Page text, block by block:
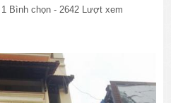
1 Bình chọn - 2642 Lượt xem